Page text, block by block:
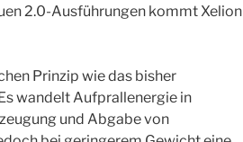
2.0-Ausführungen kommt Xelion
Prinzip wie das bisher
wandelt Aufprallenergie in
und Abgabe von